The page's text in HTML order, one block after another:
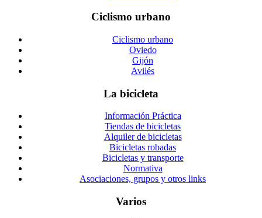
Ciclismo urbano
Ciclismo urbano
Oviedo
Gijón
Avilés
La bicicleta
Información Práctica
Tiendas de bicicletas
Alquiler de bicicletas
Bicicletas robadas
Bicicletas y transporte
Normativa
Asociaciones, grupos y otros links
Varios